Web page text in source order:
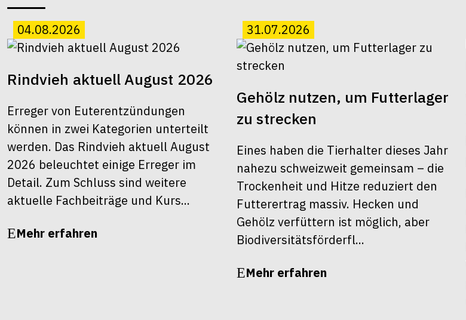
04.08.2026
Rindvieh aktuell August 2026
Erreger von Euterentzündungen
können in zwei Kategorien unterteilt
werden. Das Rindvieh aktuell August
2026 beleuchtet einige Erreger im
Detail. Zum Schluss sind weitere
aktuelle Fachbeiträge und Kurs...
Mehr erfahren
31.07.2026
Gehölz nutzen, um Futterlager
zu strecken
Eines haben die Tierhalter dieses Jahr
nahezu schweizweit gemeinsam – die
Trockenheit und Hitze reduziert den
Futterertrag massiv. Hecken und
Gehölz verfüttern ist möglich, aber
Biodiversitätsförderfl...
Mehr erfahren